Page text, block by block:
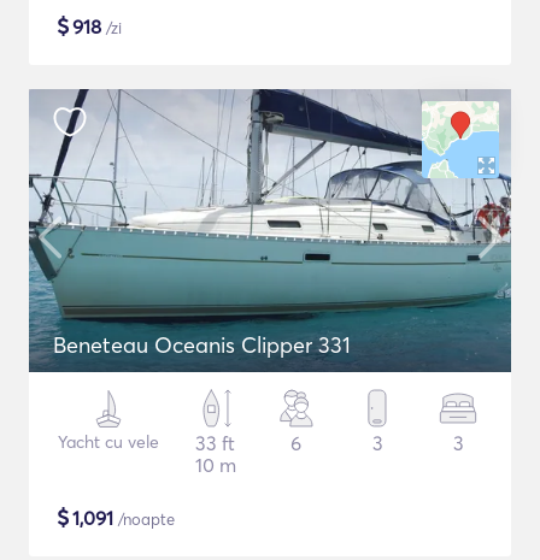
$918 /zi
Beneteau Oceanis Clipper 331
Yacht cu vele
33 ft
10 m
6 3 3
$1,091 /noapte